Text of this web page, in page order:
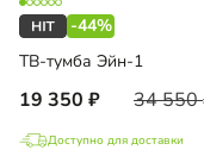
-44%
ТВ-тумба Эйн-1
19 350 34 550
Доступно для доставки